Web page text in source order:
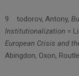
9 todorov, Antony,
Institutionalization =
European Crisis and
Abingdon, Oxon,